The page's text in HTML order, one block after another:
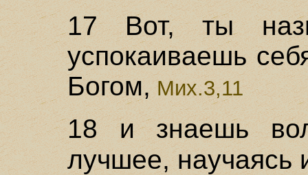
17 Вот, ты
успокаиваешь
Богом, Мих.3,11
18 и знаешь
лучшее, научаясь